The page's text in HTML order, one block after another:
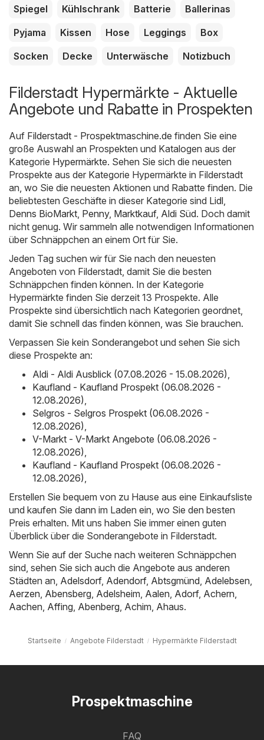
Spiegel Kühlschrank Batterie
Ballerinas
Pyjama
Kissen Hose Leggings
Box
Socken
Decke Unterwäsche Notizbuch
Filderstadt Hypermärkte - Aktuelle
Angebote und Rabatte in Prospekten
Auf Filderstadt - Prospektmaschine.de finden Sie eine
große Auswahl an Prospekten und Katalogen aus der
Kategorie Hypermärkte. Sehen Sie sich die neuesten
Prospekte aus der Kategorie Hypermärkte in Filderstadt
an, wo Sie die neuesten Aktionen und Rabatte finden. Die
beliebtesten Geschäfte in dieser Kategorie sind Lidl
Denns BioMarkt Penny, Marktkauf, Aldi Süd. Doch damit
nicht genug. Wir sammeln alle notwendigen Informationen
über Schnäppchen an einem Ort für Sie.
Jeden Tag suchen wir für Sie nach den neuesten
Angeboten von Filderstadt, damit Sie die besten
Schnäppchen finden können. In der Kategorie
Hypermärkte finden Sie derzeit 13 Prospekte. Alle
Prospekte sind übersichtlich nach Kategorien geordnet,
damit Sie schnell das finden können, was Sie brauchen.
Verpassen Sie kein Sonderangebot und sehen Sie sich
diese Prospekte an:
Aldi - Aldi Ausblick (07.08.2026 - 15.08.2026)
Kaufland - Kaufland Prospekt (06.08.2026 -
12.08.2026)
Selgros - Selgros Prospekt (06.08.2026 -
12.08.2026)
V-Markt - V-Markt Angebote (06.08.2026 -
12.08.2026)
Kaufland - Kaufland Prospekt (06.08.2026 -
12.08.2026)
Erstellen Sie bequem von zu Hause aus eine Einkaufsliste
und kaufen Sie dann im Laden ein, wo Sie den besten
Preis erhalten. Mit uns haben Sie immer einen guten
Überblick über die Sonderangebote in Filderstadt.
Wenn Sie auf der Suche nach weiteren Schnäppchen
sind, sehen Sie sich auch die Angebote aus anderen
Städten an, Adelsdorf, Adendorf, Abtsgmünd Adelebsen
Aerzen Abensberg Adelsheim Aalen Adorf, Achern
Aachen Affing Abenberg Achim Ahaus.
Startseite Angebote Filderstadt Hypermärkte Filderstadt
Prospektmaschine
FAQ